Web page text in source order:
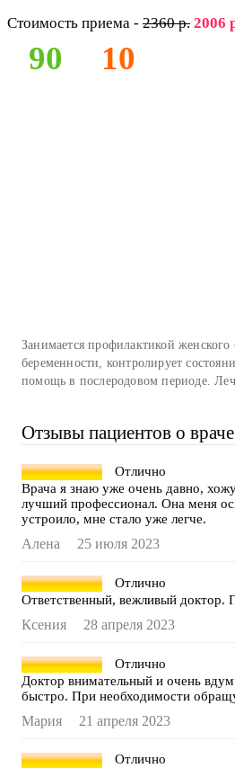
Стоимость приема - 2360 р. 2006
90 10
Занимается профилактикой
беременности, контролирует
помощь в послеродовом периоде.
Отзывы пациентов о
Отлично
Врача я знаю уже очень давно,
лучший профессионал. Она меня
устроило, мне стало уже легче.
Алена 25 июля 2023
Отлично
Ответственный, вежливый доктор.
Ксения 28 апреля 2023
Отлично
Доктор внимательный и очень
быстро. При необходимости
Мария 21 апреля 2023
Отлично